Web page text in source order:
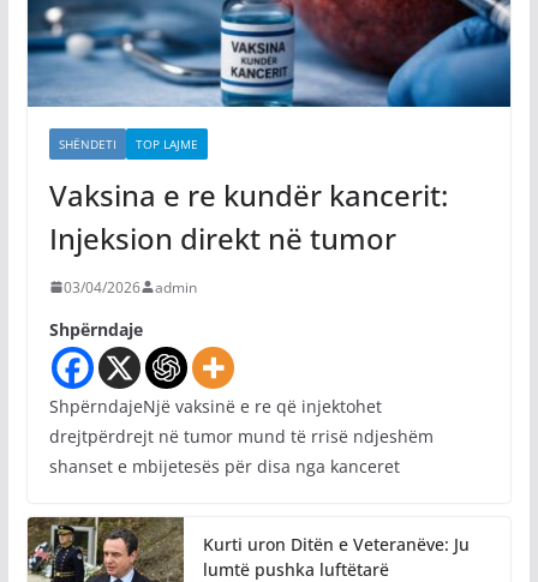
SHËNDETI TOP LAJME
Vaksina e re kundër kancerit:
Injeksion direkt në tumor
03/04/2026 admin
Shpërndaje
ShpërndajeNjë vaksinë e re që injektohet
drejtpërdrejt në tumor mund të rrisë ndjeshëm
shanset e mbijetesës për disa nga kanceret
Kurti uron Ditën e Veteranëve: Ju
lumtë pushka luftëtarë